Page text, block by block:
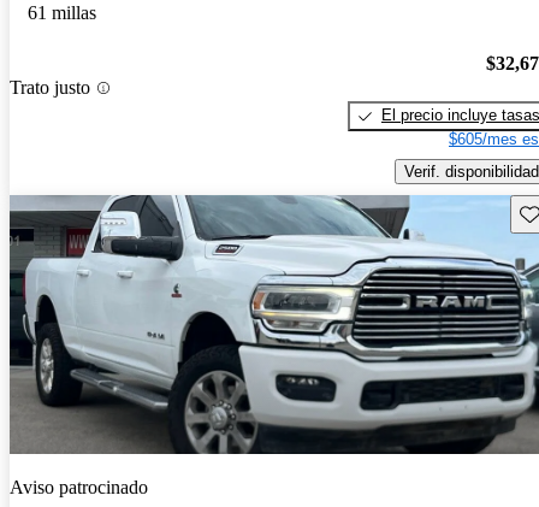
61 millas
Trato justo
El precio incluye tasas
$605/mes
Verif. disponibilidad
Aviso patrocinado